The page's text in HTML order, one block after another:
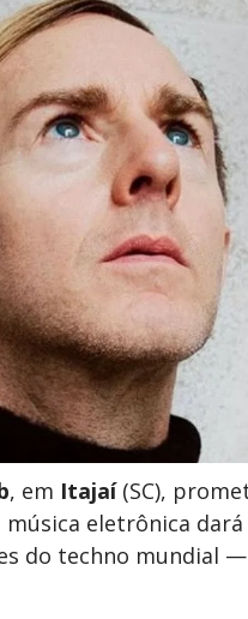
, em Itajaí(SC),
eletrônica
do techno mundial